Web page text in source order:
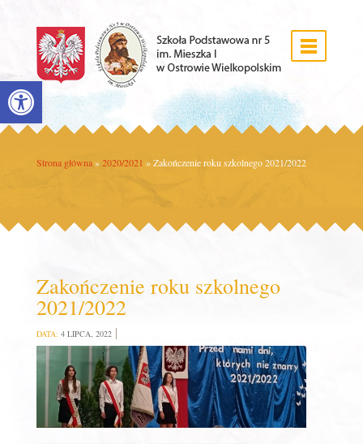
Open toolbar
Strona główna » 2020/2021 »Zakończenie roku szkolnego 2021/2022
Zakończenie roku szkolnego
2021/2022
DATA: 4 LIPCA, 2022